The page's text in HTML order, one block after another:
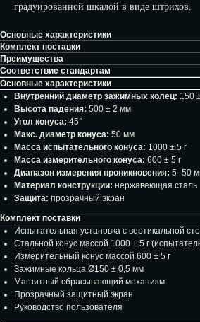
градуированной шкалой в виде штрихов.
Основные характеристики
Комплект поставки
Преимущества
Соответствие стандартам
Основные характеристики
Внутренний диаметр зажимных колец: 150
Высота падения: 500 ± 2 мм
Угол конуса: 45°
Макс. диаметр конуса: 50 мм
Масса испытательного конуса: 1000 ± 5 г
Масса измерительного конуса: 600 ± 5 г
Диапазон измерения проникновения: 5–50
Материал конструкции: нержавеющая сталь
Защита: прозрачный экран
Комплект поставки
Испытательная установка с вертикальной
Стальной конус массой 1000 ± 5 г
Измерительный конус массой 600 ± 5 г
Зажимные кольца Ø150 ± 0,5 мм
Магнитный сбрасывающий механизм
Прозрачный защитный экран
Руководство пользователя